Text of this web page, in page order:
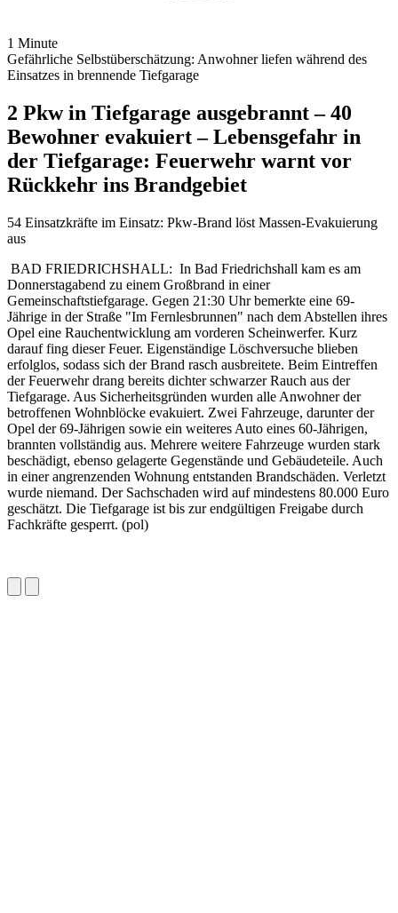
1 Minute
Gefährliche Selbstüberschätzung: Anwohner liefen während des
Einsatzes in brennende Tiefgarage
2 Pkw in Tiefgarage ausgebrannt – 40
Bewohner evakuiert – Lebensgefahr in
der Tiefgarage: Feuerwehr warnt vor
Rückkehr ins Brandgebiet
54 Einsatzkräfte im Einsatz: Pkw-Brand löst Massen-Evakuierung
aus
BAD FRIEDRICHSHALL: In Bad Friedrichshall kam es am
Donnerstagabend zu einem Großbrand in einer
Gemeinschaftstiefgarage. Gegen 21:30 Uhr bemerkte eine 69-
Jährige in der Straße "Im Fernlesbrunnen" nach dem Abstellen ihres
Opel eine Rauchentwicklung am vorderen Scheinwerfer. Kurz
darauf fing dieser Feuer. Eigenständige Löschversuche blieben
erfolglos, sodass sich der Brand rasch ausbreitete. Beim Eintreffen
der Feuerwehr drang bereits dichter schwarzer Rauch aus der
Tiefgarage. Aus Sicherheitsgründen wurden alle Anwohner der
betroffenen Wohnblöcke evakuiert. Zwei Fahrzeuge, darunter der
Opel der 69-Jährigen sowie ein weiteres Auto eines 60-Jährigen,
brannten vollständig aus. Mehrere weitere Fahrzeuge wurden stark
beschädigt, ebenso gelagerte Gegenstände und Gebäudeteile. Auch
in einer angrenzenden Wohnung entstanden Brandschäden. Verletzt
wurde niemand. Der Sachschaden wird auf mindestens 80.000 Euro
geschätzt. Die Tiefgarage ist bis zur endgültigen Freigabe durch
Fachkräfte gesperrt. (pol)